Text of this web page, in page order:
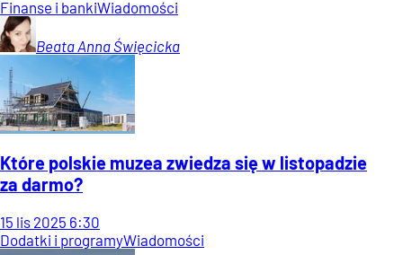
Finanse i bankiWiadomości
Beata Anna Święcicka
Które polskie muzea zwiedza się w listopadzie
za darmo?
15 lis 2025 6:30
Dodatki i programyWiadomości